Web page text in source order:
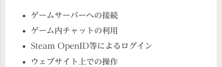
ゲームサーバーへの接続
ゲーム内チャットの利用
Steam OpenID等によるログイン
ウェブサイト上での操作